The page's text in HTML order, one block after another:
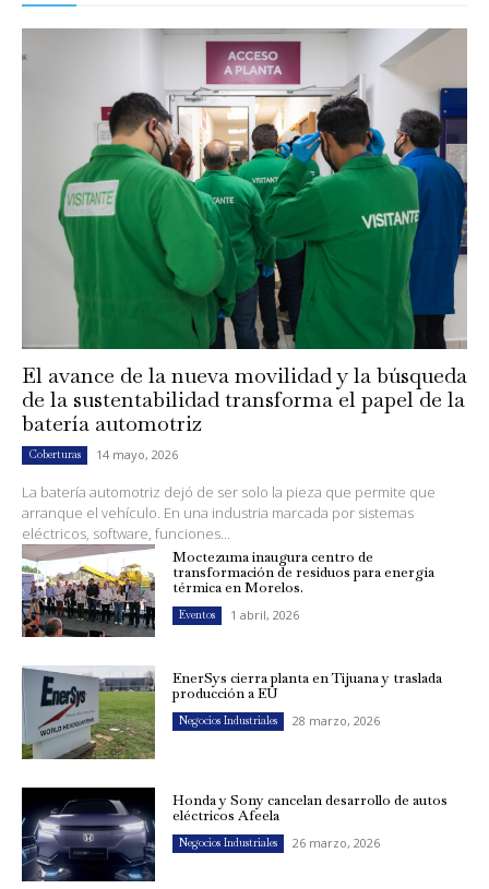
El avance de la nueva movilidad y la búsqueda
de la sustentabilidad transforma el papel de la
batería automotriz
Coberturas 14 mayo, 2026
La batería automotriz dejó de ser solo la pieza que permite que
arranque el vehículo. En una industria marcada por sistemas
eléctricos, software, funciones...
Moctezuma inaugura centro de
transformación de residuos para energía
térmica en Morelos.
Eventos 1 abril, 2026
EnerSys cierra planta en Tijuana y traslada
producción a EU
Negocios Industriales 28 marzo, 2026
Honda y Sony cancelan desarrollo de autos
eléctricos Afeela
Negocios Industriales 26 marzo, 2026